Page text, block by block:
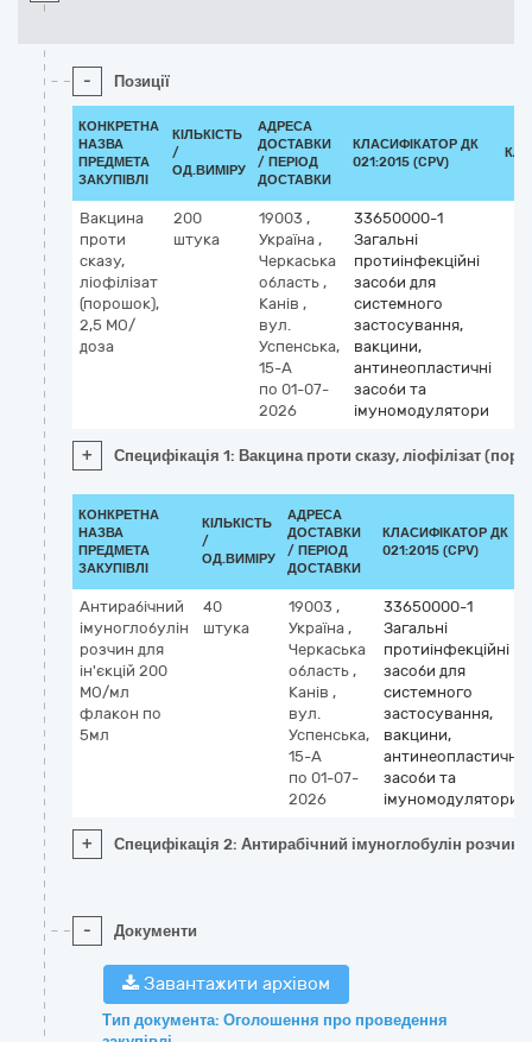
- Позиції
КОНКРЕТНА
НАЗВА
ПРЕДМЕТА
ЗАКУПІВЛІ
КІЛЬКІСТЬ
/
ОД.ВИМІРУ
АДРЕСА
ДОСТАВКИ
/ ПЕРІОД
ДОСТАВКИ
КЛАСИФІКАТОР ДК
021:2015 (CPV)
Вакцина
проти
сказу,
ліофілізат
(порошок),
2,5 МО/
доза
200
штука
19003 ,
Україна ,
Черкаська
область ,
Канів ,
вул.
Успенська,
15-А
по 01-07-
2026
33650000-1
Загальні
протиінфекційні
засоби для
системного
застосування,
вакцини,
антинеопластичні
засоби та
імуномодулятори
+ Специфікація 1: Вакцина проти сказу, ліофілізат
КОНКРЕТНА
НАЗВА
ПРЕДМЕТА
ЗАКУПІВЛІ
КІЛЬКІСТЬ
/
ОД.ВИМІРУ
АДРЕСА
ДОСТАВКИ
/ ПЕРІОД
ДОСТАВКИ
КЛАСИФІКАТОР ДК
021:2015 (CPV)
Антирабічний
імуноглобулін
розчин для
ін'єкцій 200
МО/мл
флакон по
5мл
40
штука
19003 ,
Україна ,
Черкаська
область ,
Канів ,
вул.
Успенська,
15-А
по 01-07-
2026
33650000-1
Загальні
протиінфекційні
засоби для
системного
застосування,
вакцини,
антинеопластичні
засоби та
імуномодулятори
+ Специфікація 2: Антирабічний імуноглобулін
- Документи
Завантажити архівом
Тип документа: Оголошення про проведення